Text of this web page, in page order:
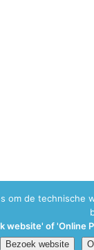
om de technische
website' of 'Online
Bezoek website